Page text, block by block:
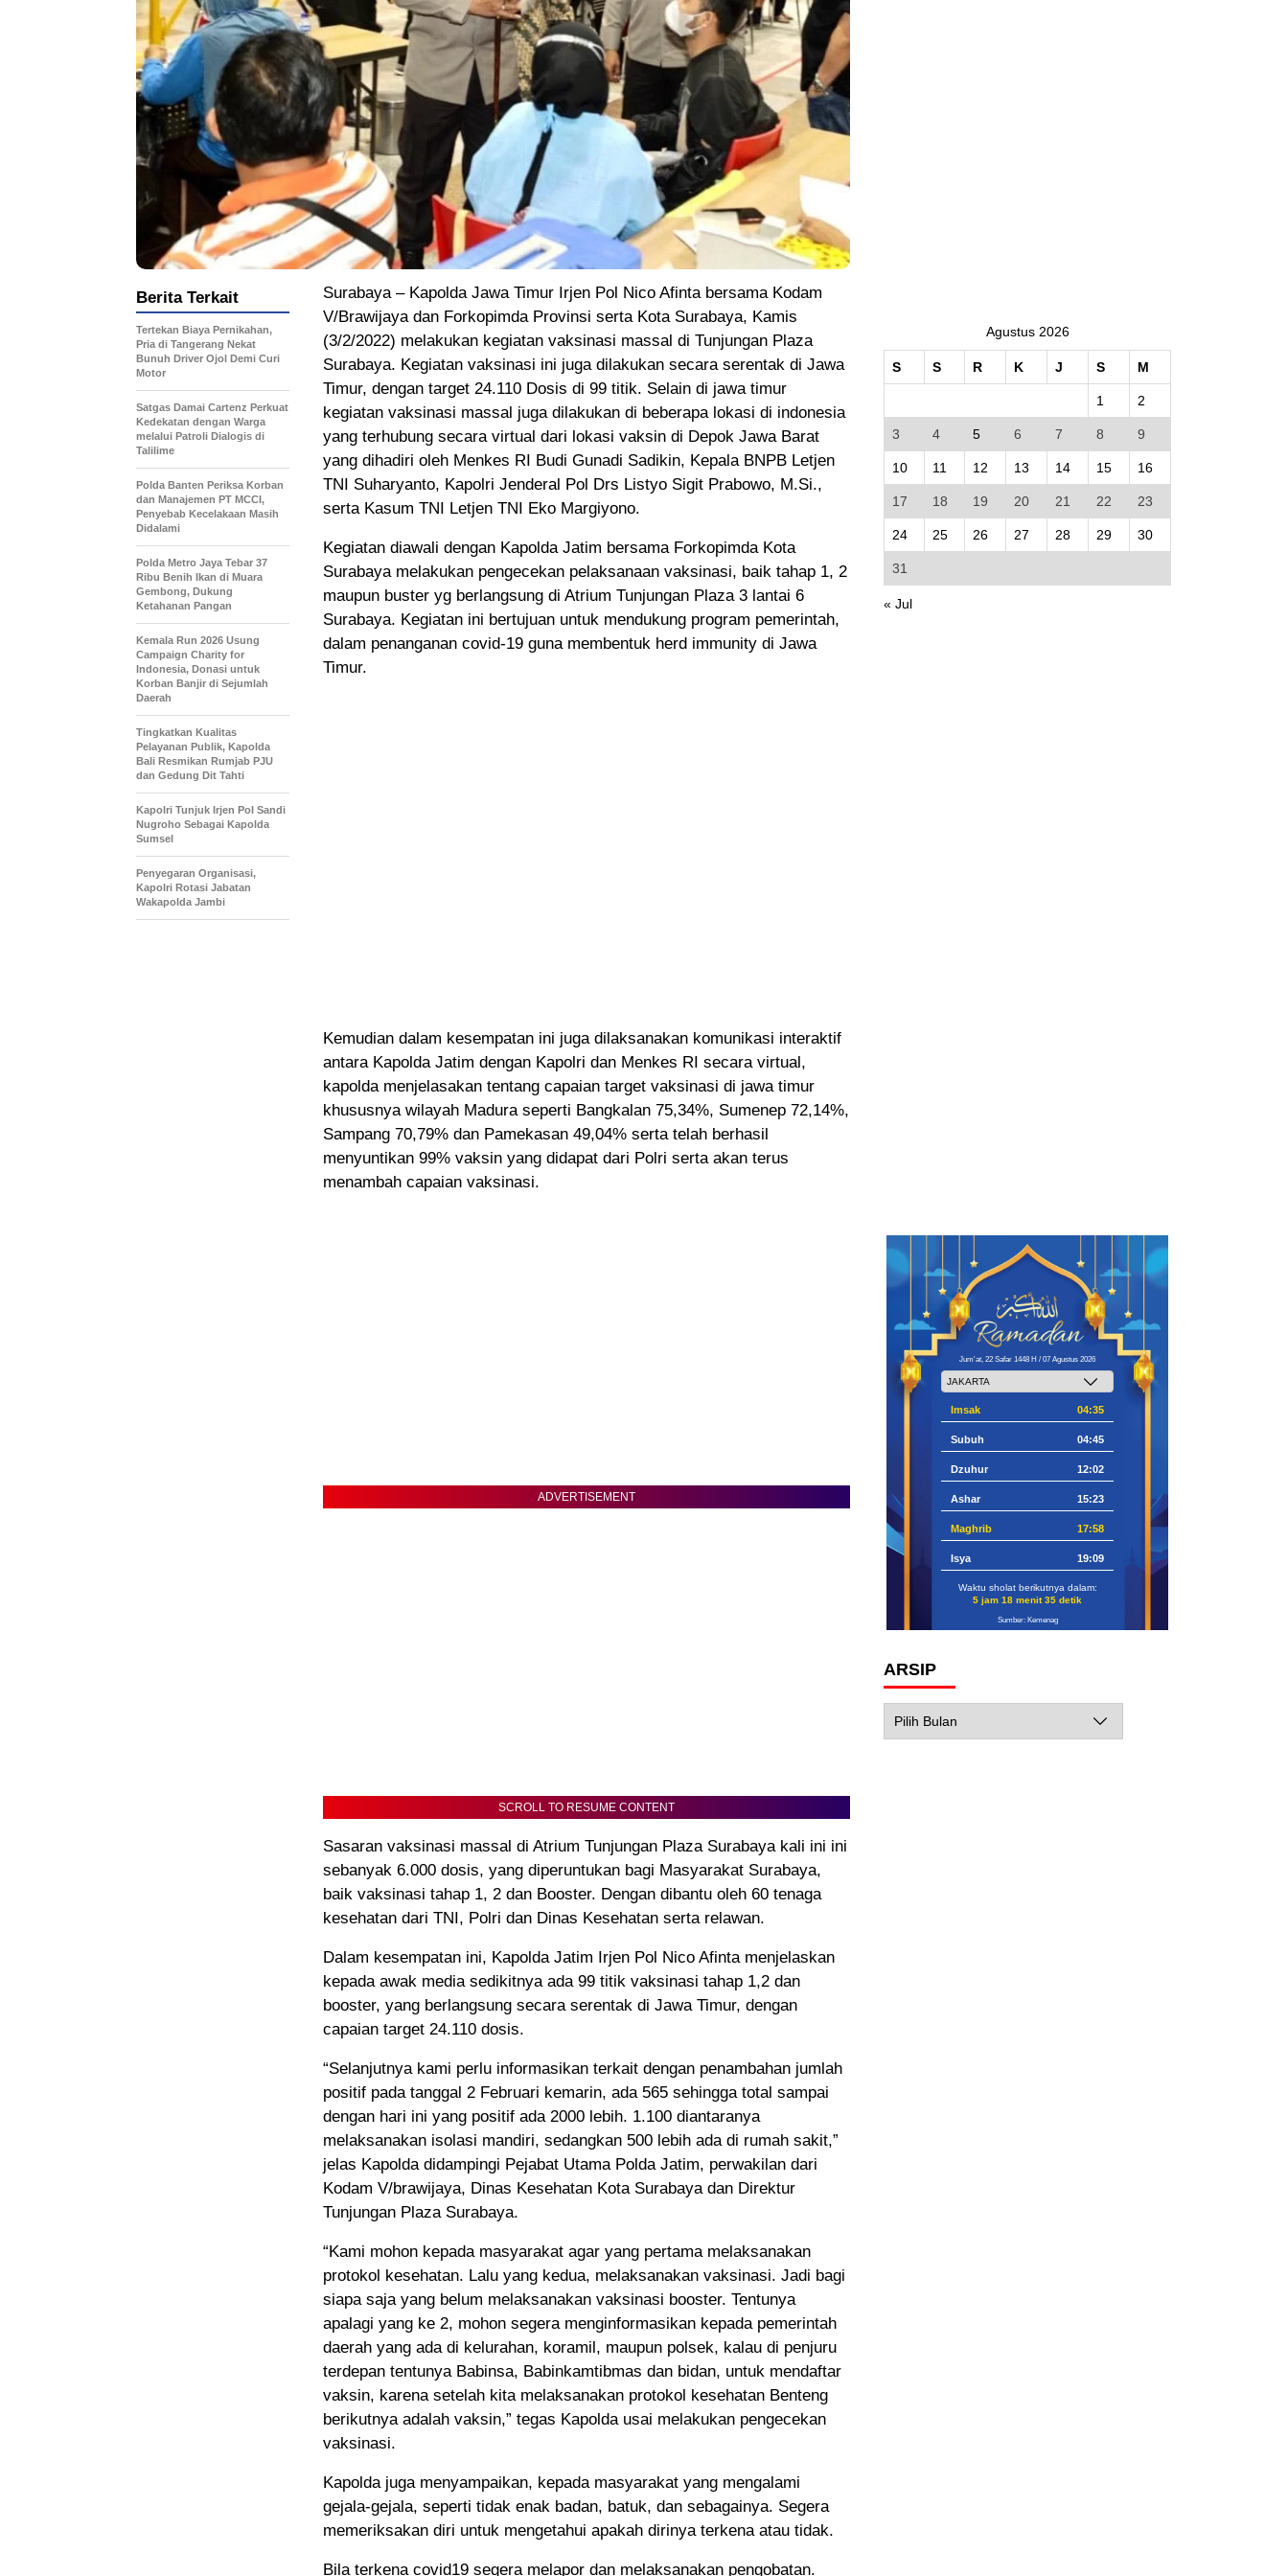
Surabaya – Kapolda Jawa Timur Irjen Pol Nico Afinta bersama Kodam
V/Brawijaya dan Forkopimda Provinsi serta Kota Surabaya, Kamis
(3/2/2022) melakukan kegiatan vaksinasi massal di Tunjungan Plaza
Surabaya. Kegiatan vaksinasi ini juga dilakukan secara serentak di Jawa
Timur, dengan target 24.110 Dosis di 99 titik. Selain di jawa timur
kegiatan vaksinasi massal juga dilakukan di beberapa lokasi di indonesia
yang terhubung secara virtual dari lokasi vaksin di Depok Jawa Barat
yang dihadiri oleh Menkes RI Budi Gunadi Sadikin, Kepala BNPB Letjen
TNI Suharyanto, Kapolri Jenderal Pol Drs Listyo Sigit Prabowo, M.Si.,
serta Kasum TNI Letjen TNI Eko Margiyono.
Kegiatan diawali dengan Kapolda Jatim bersama Forkopimda Kota
Surabaya melakukan pengecekan pelaksanaan vaksinasi, baik tahap 1, 2
maupun buster yg berlangsung di Atrium Tunjungan Plaza 3 lantai 6
Surabaya. Kegiatan ini bertujuan untuk mendukung program pemerintah,
dalam penanganan covid-19 guna membentuk herd immunity di Jawa
Timur.
Kemudian dalam kesempatan ini juga dilaksanakan komunikasi interaktif
antara Kapolda Jatim dengan Kapolri dan Menkes RI secara virtual,
kapolda menjelasakan tentang capaian target vaksinasi di jawa timur
khususnya wilayah Madura seperti Bangkalan 75,34%, Sumenep 72,14%,
Sampang 70,79% dan Pamekasan 49,04% serta telah berhasil
menyuntikan 99% vaksin yang didapat dari Polri serta akan terus
menambah capaian vaksinasi.
ADVERTISEMENT
SCROLL TO RESUME CONTENT
Sasaran vaksinasi massal di Atrium Tunjungan Plaza Surabaya kali ini ini
sebanyak 6.000 dosis, yang diperuntukan bagi Masyarakat Surabaya,
baik vaksinasi tahap 1, 2 dan Booster. Dengan dibantu oleh 60 tenaga
kesehatan dari TNI, Polri dan Dinas Kesehatan serta relawan.
Dalam kesempatan ini, Kapolda Jatim Irjen Pol Nico Afinta menjelaskan
kepada awak media sedikitnya ada 99 titik vaksinasi tahap 1,2 dan
booster, yang berlangsung secara serentak di Jawa Timur, dengan
capaian target 24.110 dosis.
“Selanjutnya kami perlu informasikan terkait dengan penambahan jumlah
positif pada tanggal 2 Februari kemarin, ada 565 sehingga total sampai
dengan hari ini yang positif ada 2000 lebih. 1.100 diantaranya
melaksanakan isolasi mandiri, sedangkan 500 lebih ada di rumah sakit,”
jelas Kapolda didampingi Pejabat Utama Polda Jatim, perwakilan dari
Kodam V/brawijaya, Dinas Kesehatan Kota Surabaya dan Direktur
Tunjungan Plaza Surabaya.
“Kami mohon kepada masyarakat agar yang pertama melaksanakan
protokol kesehatan. Lalu yang kedua, melaksanakan vaksinasi. Jadi bagi
siapa saja yang belum melaksanakan vaksinasi booster. Tentunya
apalagi yang ke 2, mohon segera menginformasikan kepada pemerintah
daerah yang ada di kelurahan, koramil, maupun polsek, kalau di penjuru
terdepan tentunya Babinsa, Babinkamtibmas dan bidan, untuk mendaftar
vaksin, karena setelah kita melaksanakan protokol kesehatan Benteng
berikutnya adalah vaksin,” tegas Kapolda usai melakukan pengecekan
vaksinasi.
Kapolda juga menyampaikan, kepada masyarakat yang mengalami
gejala-gejala, seperti tidak enak badan, batuk, dan sebagainya. Segera
memeriksakan diri untuk mengetahui apakah dirinya terkena atau tidak.
Bila terkena covid19 segera melapor dan melaksanakan pengobatan.
Berita Terkait
Tertekan Biaya Pernikahan,
Pria di Tangerang Nekat
Bunuh Driver Ojol Demi Curi
Motor
Satgas Damai Cartenz Perkuat
Kedekatan dengan Warga
melalui Patroli Dialogis di
Talilime
Polda Banten Periksa Korban
dan Manajemen PT MCCI,
Penyebab Kecelakaan Masih
Didalami
Polda Metro Jaya Tebar 37
Ribu Benih Ikan di Muara
Gembong, Dukung
Ketahanan Pangan
Kemala Run 2026 Usung
Campaign Charity for
Indonesia, Donasi untuk
Korban Banjir di Sejumlah
Daerah
Tingkatkan Kualitas
Pelayanan Publik, Kapolda
Bali Resmikan Rumjab PJU
dan Gedung Dit Tahti
Kapolri Tunjuk Irjen Pol Sandi
Nugroho Sebagai Kapolda
Sumsel
Penyegaran Organisasi,
Kapolri Rotasi Jabatan
Wakapolda Jambi
Agustus 2026
S S R K J S M
1 2
3 4 5 6 7 8 9
10 11 12 13 14 15 16
17 18 19 20 21 22 23
24 25 26 27 28 29 30
31
« Jul
Jum'at, 22 Safar 1448 H / 07 Agustus 2026
Imsak 04:35
Subuh 04:45
Dzuhur 12:02
Ashar 15:23
Maghrib 17:58
Isya 19:09
Waktu sholat berikutnya dalam:
5 jam 18 menit 34 detik
Sumber: Kemenag
ARSIP